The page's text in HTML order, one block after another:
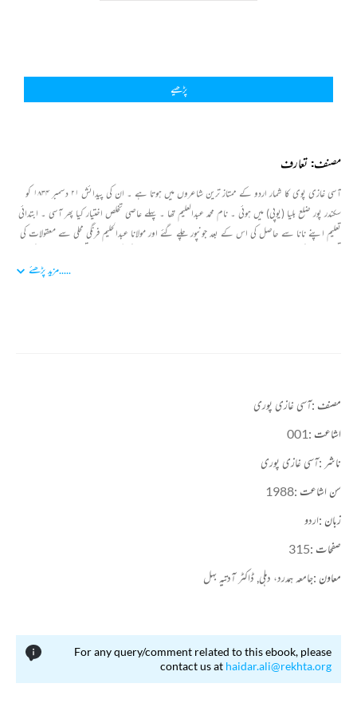
پڑھیے
مصنف: تعارف
آسی غازی پوی کا شمار اردو کے ممتاز ترین شاعروں میں ہوتا ہے ۔ ان کی پیدائش ۲۱ دسمبر ۱۸۳۴ کو
سکندر پور ضلع بلیا (یوپی) میں ہوئی ۔ نام محمد عبدالعلیم تھا ۔ پہلے عاصی تخلص اختیار کیا پھر آسی ۔ ابتدائی
تعلیم اپنے نانا سے حاصل کی اس کے بعد جونپور چلے گئے اور مولانا عبدالحلیم فرنگی محلی سے معقولات کی
تھی بلکہ اپنے ذوق اور ذاتی مطالعے سے اس فن میں مہارت حاصل کی ۔ طالب علمی کے زمانے ہی سے
.....مزید پڑھئے
مصنف :آسی غازی پوری
اشاعت :001
ناشر :آسی غازی پوری
سن اشاعت :1988
زبان :اردو
صفحات :315
معاون :جامعہ ہمدرد، دہلی, ڈاکٹر آدتیہ بہل
For any query/comment related to this ebook, please
contact us at haidar.ali@rekhta.org